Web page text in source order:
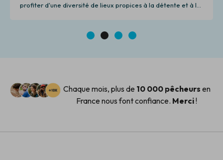
profiter d'une diversité de lieux propices à la détente et à la
3 4
Chaque mois, plus de 10 000 pêcheurs en
France nous font confiance. Merci!